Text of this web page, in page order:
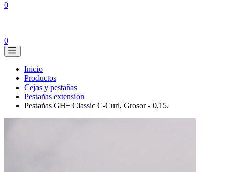
0
0
Inicio
Productos
Cejas y pestañas
Pestañas extension
Pestañas GH+ Classic C-Curl, Grosor - 0,15.